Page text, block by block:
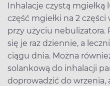
Inhalacje czystą mgiełką
część mgiełki na 2
przy użyciu
się je raz dziennie, a
ciągu dnia. Można
solankową do inhalacji
doprowadzić do wrzenia,